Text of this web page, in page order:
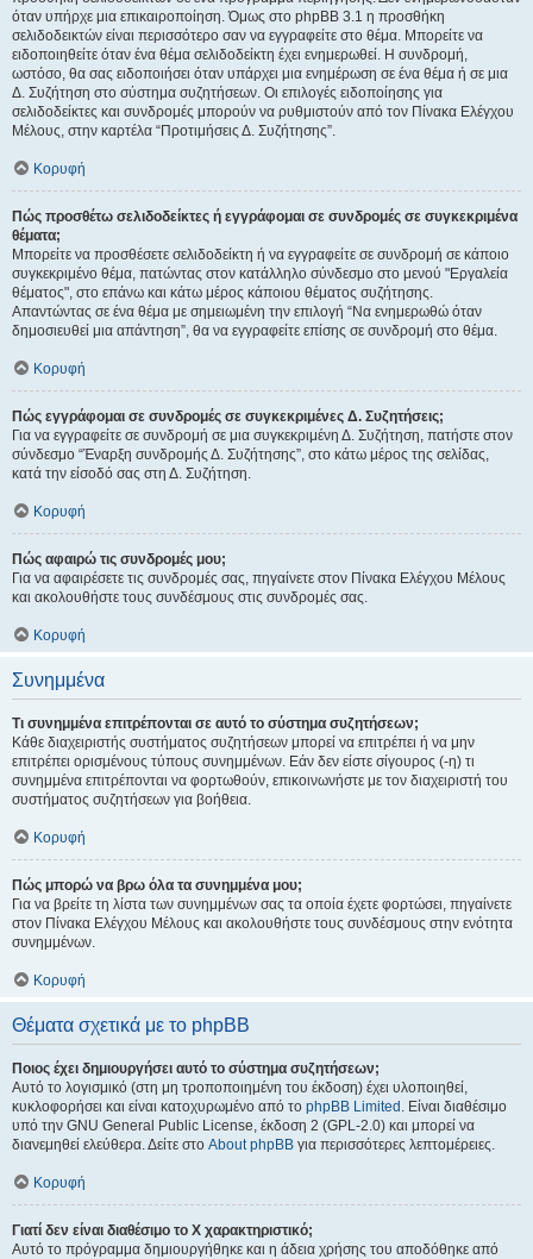
όταν υπήρχε μια επικαιροποίηση. Όμως στο phpBB 3.1 η προσθήκη
σελιδοδεικτών είναι περισσότερο σαν να εγγραφείτε στο θέμα. Μπορείτε να
ειδοποιηθείτε όταν ένα θέμα σελιδοδείκτη έχει ενημερωθεί. Η συνδρομή,
ωστόσο, θα σας ειδοποιήσει όταν υπάρχει μια ενημέρωση σε ένα θέμα ή σε μια
Δ. Συζήτηση στο σύστημα συζητήσεων. Οι επιλογές ειδοποίησης για
σελιδοδείκτες και συνδρομές μπορούν να ρυθμιστούν από τον Πίνακα Ελέγχου
Μέλους, στην καρτέλα “Προτιμήσεις Δ. Συζήτησης”.
Κορυφή
Πώς προσθέτω σελιδοδείκτες ή εγγράφομαι σε συνδρομές σε συγκεκριμένα
θέματα;
Μπορείτε να προσθέσετε σελιδοδείκτη ή να εγγραφείτε σε συνδρομή σε κάποιο
συγκεκριμένο θέμα, πατώντας στον κατάλληλο σύνδεσμο στο μενού "Εργαλεία
θέματος", στο επάνω και κάτω μέρος κάποιου θέματος συζήτησης.
Απαντώντας σε ένα θέμα με σημειωμένη την επιλογή “Να ενημερωθώ όταν
δημοσιευθεί μια απάντηση”, θα να εγγραφείτε επίσης σε συνδρομή στο θέμα.
Κορυφή
Πώς εγγράφομαι σε συνδρομές σε συγκεκριμένες Δ. Συζητήσεις;
Για να εγγραφείτε σε συνδρομή σε μια συγκεκριμένη Δ. Συζήτηση, πατήστε στον
σύνδεσμο “Έναρξη συνδρομής Δ. Συζήτησης”, στο κάτω μέρος της σελίδας,
κατά την είσοδό σας στη Δ. Συζήτηση.
Κορυφή
Πώς αφαιρώ τις συνδρομές μου;
Για να αφαιρέσετε τις συνδρομές σας, πηγαίνετε στον Πίνακα Ελέγχου Μέλους
και ακολουθήστε τους συνδέσμους στις συνδρομές σας.
Κορυφή
Συνημμένα
Τι συνημμένα επιτρέπονται σε αυτό το σύστημα συζητήσεων;
Κάθε διαχειριστής συστήματος συζητήσεων μπορεί να επιτρέπει ή να μην
επιτρέπει ορισμένους τύπους συνημμένων. Εάν δεν είστε σίγουρος (-η) τι
συνημμένα επιτρέπονται να φορτωθούν, επικοινωνήστε με τον διαχειριστή του
συστήματος συζητήσεων για βοήθεια.
Κορυφή
Πώς μπορώ να βρω όλα τα συνημμένα μου;
Για να βρείτε τη λίστα των συνημμένων σας τα οποία έχετε φορτώσει, πηγαίνετε
στον Πίνακα Ελέγχου Μέλους και ακολουθήστε τους συνδέσμους στην ενότητα
συνημμένων.
Κορυφή
Θέματα σχετικά με το phpBB
Ποιος έχει δημιουργήσει αυτό το σύστημα συζητήσεων;
Αυτό το λογισμικό (στη μη τροποποιημένη του έκδοση) έχει υλοποιηθεί,
κυκλοφορήσει και είναι κατοχυρωμένο από το phpBB Limited . Είναι διαθέσιμο
υπό την GNU General Public License, έκδοση 2 (GPL-2.0) και μπορεί να
διανεμηθεί ελεύθερα. Δείτε στο About phpBB για περισσότερες λεπτομέρειες.
Κορυφή
Γιατί δεν είναι διαθέσιμο το Χ χαρακτηριστικό;
Αυτό το πρόγραμμα δημιουργήθηκε και η άδεια χρήσης του αποδόθηκε από